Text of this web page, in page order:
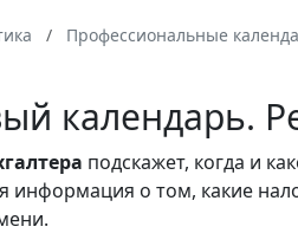
Профессиональные
календарь.
подскажет, когда и
информация о том, какие